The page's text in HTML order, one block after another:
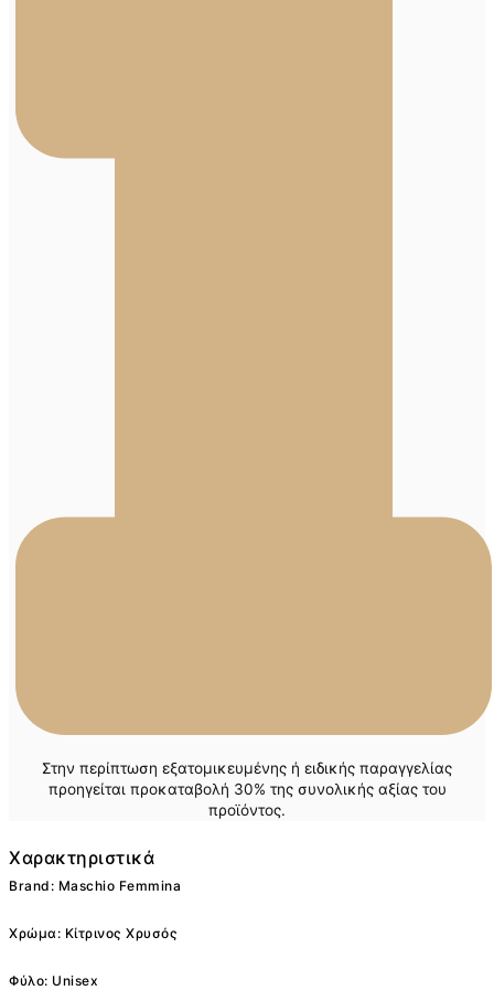
Στην περίπτωση εξατομικευμένης ή ειδικής παραγγελίας
προηγείται προκαταβολή 30% της συνολικής αξίας του
προϊόντος.
Χαρακτηριστικά
Brand: Maschio Femmina
Χρώμα: Κίτρινος Χρυσός
Φύλο: Unisex